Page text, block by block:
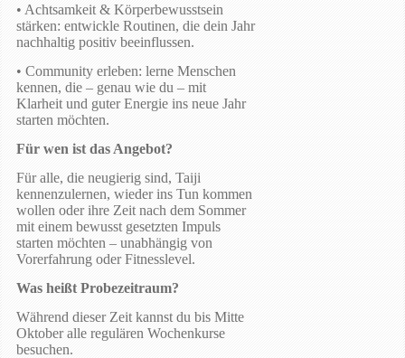
• Achtsamkeit & Körperbewusstsein
stärken: entwickle Routinen, die dein Jahr
nachhaltig positiv beeinflussen.
• Community erleben: lerne Menschen
kennen, die – genau wie du – mit
Klarheit und guter Energie ins neue Jahr
starten möchten.
Für wen ist das Angebot?
Für alle, die neugierig sind, Taiji
kennenzulernen, wieder ins Tun kommen
wollen oder ihre Zeit nach dem Sommer
mit einem bewusst gesetzten Impuls
starten möchten – unabhängig von
Vorerfahrung oder Fitnesslevel.
Was heißt Probezeitraum?
Während dieser Zeit kannst du bis Mitte
Oktober alle regulären Wochenkurse
besuchen.